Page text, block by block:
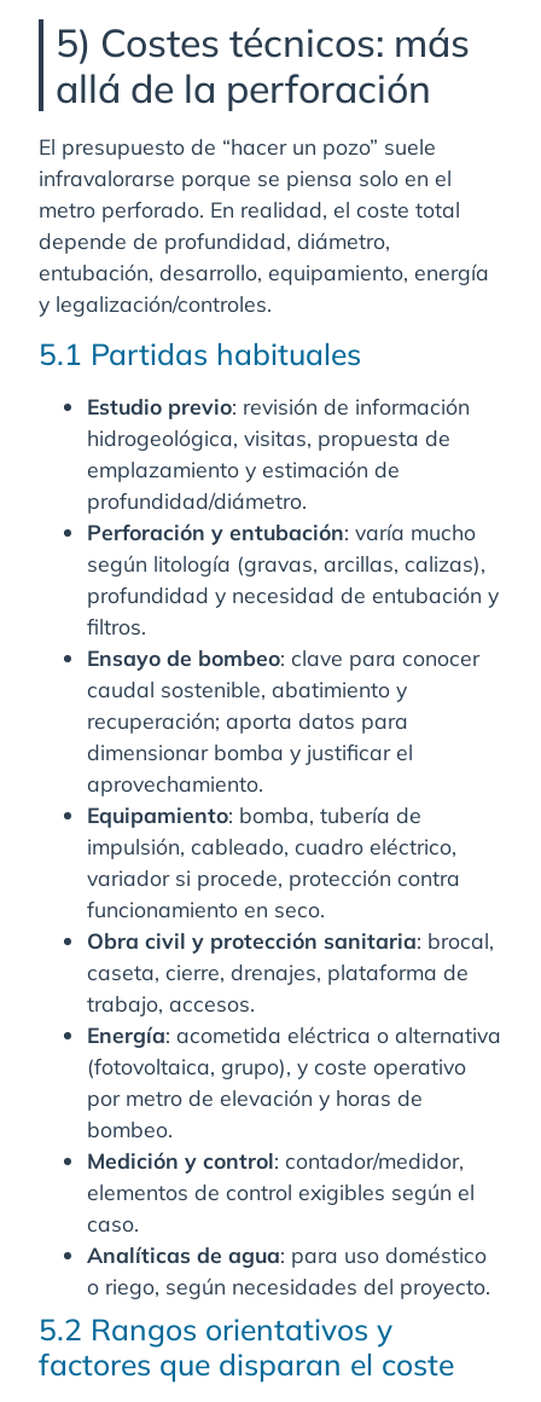
5) Costes técnicos: más
allá de la perforación
El presupuesto de “hacer un pozo” suele
infravalorarse porque se piensa solo en el
metro perforado. En realidad, el coste total
depende de profundidad, diámetro,
entubación, desarrollo, equipamiento, energía
y legalización/controles.
5.1 Partidas habituales
Estudio previo: revisión de información
hidrogeológica, visitas, propuesta de
emplazamiento y estimación de
profundidad/diámetro.
Perforación y entubación: varía mucho
según litología (gravas, arcillas, calizas),
profundidad y necesidad de entubación y
filtros.
Ensayo de bombeo: clave para conocer
caudal sostenible, abatimiento y
recuperación; aporta datos para
dimensionar bomba y justificar el
aprovechamiento.
Equipamiento: bomba, tubería de
impulsión, cableado, cuadro eléctrico,
variador si procede, protección contra
funcionamiento en seco.
Obra civil y protección sanitaria: brocal,
caseta, cierre, drenajes, plataforma de
trabajo, accesos.
Energía: acometida eléctrica o alternativa
(fotovoltaica, grupo), y coste operativo
por metro de elevación y horas de
bombeo.
Medición y control: contador/medidor,
elementos de control exigibles según el
caso.
Analíticas de agua: para uso doméstico
o riego, según necesidades del proyecto.
5.2 Rangos orientativos y
factores que disparan el coste